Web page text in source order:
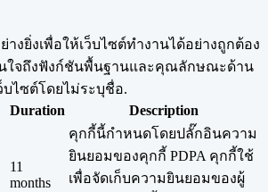
างยิ่งเพื่อให้เว็บไซต์ทำงานได้อย่างถูกต้อง
ใจถึงฟังก์ชันพื้นฐานและคุณลักษณะด้าน
ไซต์โดยไม่ระบุชื่อ.
Duration Description
11
months
คุกกี้นี้กำหนดโดยปลั๊กอินความ
ยินยอมของคุกกี้ PDPA คุกกี้ใช้
เพื่อจัดเก็บความยินยอมของผู้